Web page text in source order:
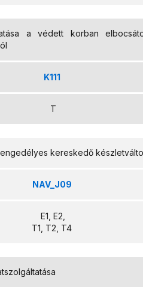
a védett korban
K111
T
kereskedő
NAV_J09
E1, E2,
T1, T2, T4